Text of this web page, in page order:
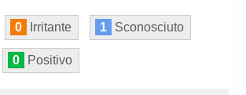
0 Irritante 1 Sconosciuto
0 Positivo